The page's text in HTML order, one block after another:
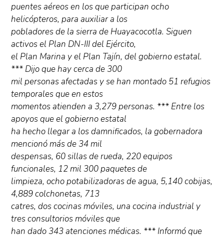
puentes aéreos en los que participan ocho
helicópteros, para auxiliar a los
pobladores de la sierra de Huayacocotla. Siguen
activos el Plan DN-III del Ejército,
el Plan Marina y el Plan Tajín, del gobierno estatal.
*** Dijo que hay cerca de 300
mil personas afectadas y se han montado 51 refugios
temporales que en estos
momentos atienden a 3,279 personas. *** Entre los
apoyos que el gobierno estatal
ha hecho llegar a los damnificados, la gobernadora
mencionó más de 34 mil
despensas, 60 sillas de rueda, 220 equipos
funcionales, 12 mil 300 paquetes de
limpieza, ocho potabilizadoras de agua, 5,140 cobijas,
4,889 colchonetas, 713
catres, dos cocinas móviles, una cocina industrial y
tres consultorios móviles que
han dado 343 atenciones médicas. *** Informó que